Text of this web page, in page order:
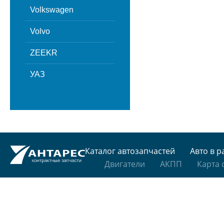
Volkswagen
Volvo
ZEEKR
УАЗ
Каталог автозапчастей
Авто в
Двигатели
АКПП Карта